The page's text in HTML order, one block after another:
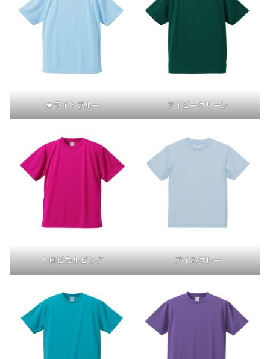
★ライトブルー アイビーグリーン
トロピカルピンク アイスグレー